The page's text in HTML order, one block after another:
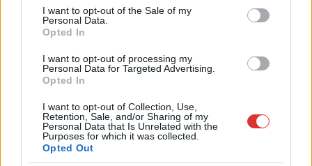
consent section.
I want to opt-out of the Sale of my
Personal Data.
Opted In
I want to opt-out of processing my
Personal Data for Targeted Advertising.
Opted In
I want to opt-out of Collection, Use,
Retention, Sale, and/or Sharing of my
Personal Data that Is Unrelated with the
Purposes for which it was collected.
Opted Out
2026.08.06. Kiss Lajos
Sok volt az igazolatlan hiányzás, Pócs János
fizetéslevonást kapott, más fideszesek még
kevesebbet vittek haza
A jászsági fideszes képviselő túl sokszor hiányzott
igazolatlanul a szavazásokról, de még mindig olcsón
megúszta ahhoz...